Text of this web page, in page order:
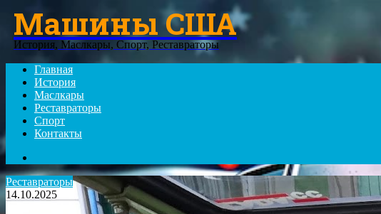
Menu
Машины США
История, Маслкары, Спорт, Реставраторы
Главная
История
Маслкары
Реставраторы
Спорт
Контакты
for
Реставраторы
14.10.2025